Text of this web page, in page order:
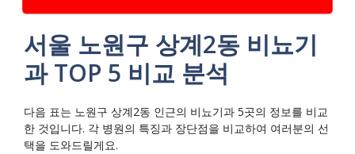
서울 노원구 상계2동 비뇨기
과 TOP 5 비교 분석
다음 표는 노원구 상계2동 인근의 비뇨기과 5곳의 정보를 비교
한 것입니다. 각 병원의 특징과 장단점을 비교하여 여러분의 선
택을 도와드릴게요.